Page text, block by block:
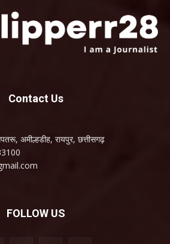
Contact Us
अमील्हडीह, रायपुर, छत्तीसगढ़
FOLLOW US